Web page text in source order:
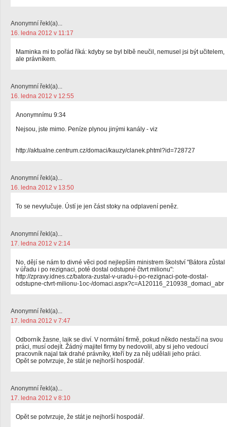
Anonymní řekl(a)...
16. ledna 2012 v 11:17
Maminka mi to pořád říká: kdyby se byl blbě neučil, nemusel jsi být učitelem,
ale právníkem.
Anonymní řekl(a)...
16. ledna 2012 v 12:55
Anonymnímu 9:34
Nejsou, jste mimo. Peníze plynou jinými kanály - viz
http://aktualne.centrum.cz/domaci/kauzy/clanek.phtml?id=728727
Anonymní řekl(a)...
16. ledna 2012 v 13:50
To se nevylučuje. Ústí je jen část stoky na odplavení peněz.
Anonymní řekl(a)...
17. ledna 2012 v 2:14
No, dějí se nám to divné věci pod nejlepším ministrem školství "Bátora zůstal
v úřadu i po rezignaci, poté dostal odstupné čtvrt milionu":
http://zpravy.idnes.cz/batora-zustal-v-uradu-i-po-rezignaci-pote-dostal-
odstupne-ctvrt-milionu-1oc-/domaci.aspx?c=A120116_210938_domaci_abr
Anonymní řekl(a)...
17. ledna 2012 v 7:47
Odborník žasne, laik se diví. V normální firmě, pokud někdo nestačí na svou
práci, musí odejít. Žádný majitel firmy by nedovolil, aby si jeho vedoucí
pracovník najal tak drahé právníky, kteří by za něj udělali jeho práci.
Opět se potvrzuje, že stát je nejhorší hospodář.
Anonymní řekl(a)...
17. ledna 2012 v 8:10
Opět se potvrzuje, že stát je nejhorší hospodář.